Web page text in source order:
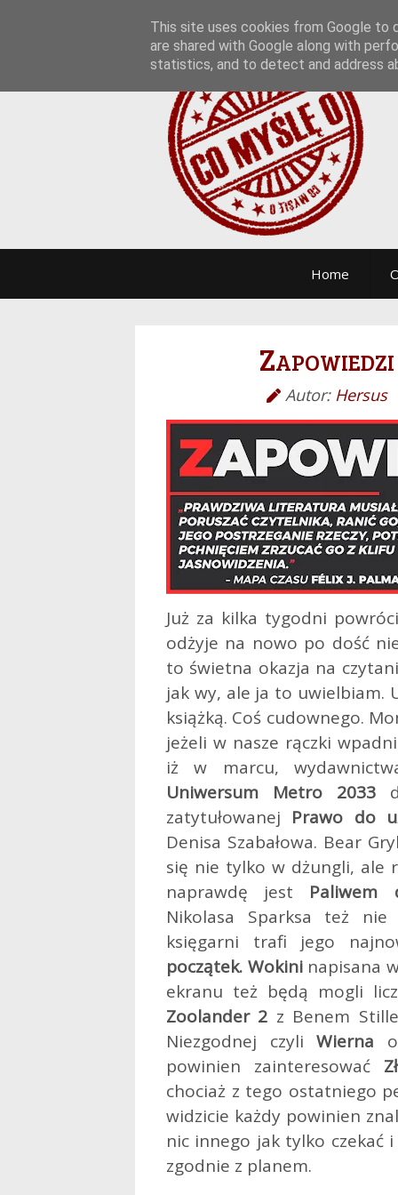
Home
Autor: Hersus
Już za kilka tygodni
odżyje na nowo po dość
to świetna okazja na
jak wy, ale ja to uwielbiam.
książką. Coś cudownego.
jeżeli w nasze rączki
iż w marcu,
Uniwersum Metro 2033
zatytułowanej Prawo do
Denisa Szabałowa. Bear
się nie tylko w dżungli, ale
naprawdę jest Paliwem
Nikolasa Sparksa też
księgarni trafi jego
początek. Wokininapisana
ekranu też będą mogli
Zoolander 2 z Benem
Niezgodnej czyliWierna
powinien zainteresować
chociaż z tego ostatniego
widzicie każdy powinien
nic innego jak tylko czekać
zgodnie z planem.
This site uses cookies from Google to
are shared with Google along with
statistics, and to detect and address